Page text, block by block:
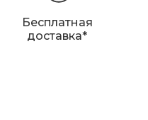
Бесплатная
доставка*